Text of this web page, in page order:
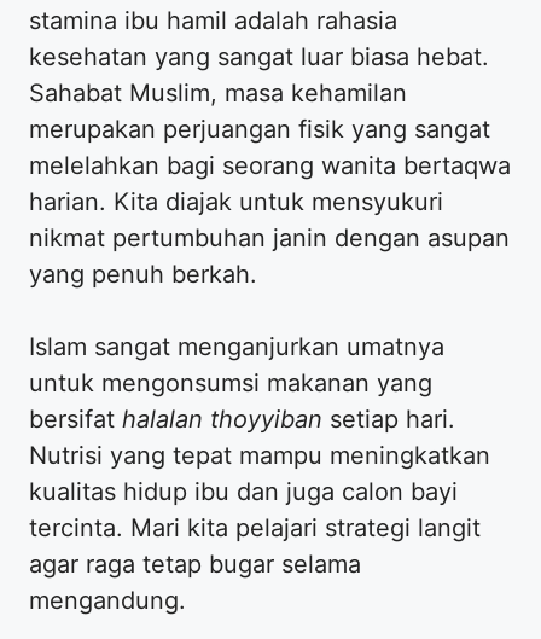
stamina ibu hamil adalah rahasia
kesehatan yang sangat luar biasa hebat.
Sahabat Muslim, masa kehamilan
merupakan perjuangan fisik yang sangat
melelahkan bagi seorang wanita bertaqwa
harian. Kita diajak untuk mensyukuri
nikmat pertumbuhan janin dengan asupan
yang penuh berkah.
Islam sangat menganjurkan umatnya
untuk mengonsumsi makanan yang
bersifat halalan thoyyiban setiap hari.
Nutrisi yang tepat mampu meningkatkan
kualitas hidup ibu dan juga calon bayi
tercinta. Mari kita pelajari strategi langit
agar raga tetap bugar selama
mengandung.